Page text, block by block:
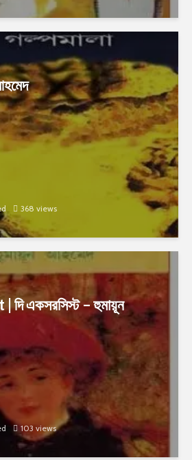
368 views
একসরসিস্ট – হুমায়ূন
103 views